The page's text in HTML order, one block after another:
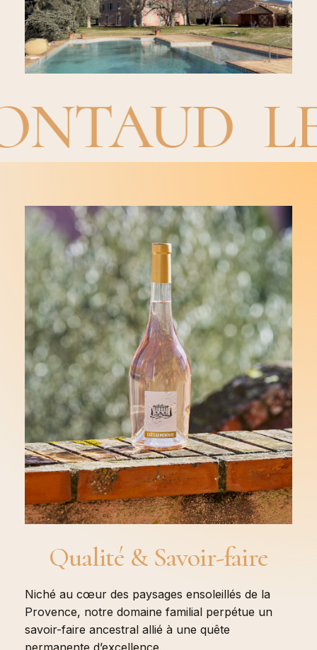
LES
Qualité & Savoir-faire
Niché au cœur des paysages ensoleillés de la
Provence, notre domaine familial perpétue un
savoir-faire ancestral allié à une quête
permanente d’excellence.